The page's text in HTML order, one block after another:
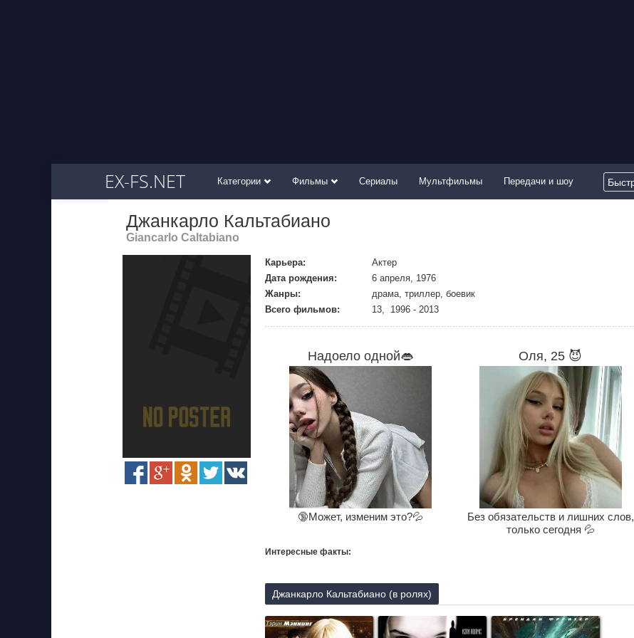
EX-FS.NET Категории Фильмы Сериалы Мультфильмы Передачи и шоу
Джанкарло Кальтабиано
Giancarlo Caltabiano
Карьера:
Актер
Дата рождения:
6 апреля, 1976
Жанры:
драма, триллер, боевик
Всего фильмов:
13, 1996 - 2013
Надоело одной👄
🔞Может, изменим это?💦
Оля, 25 😈
Без обязательств и лишних слов,
только сегодня 💦
Интересные факты:
Джанкарло Кальтабиано (в ролях)